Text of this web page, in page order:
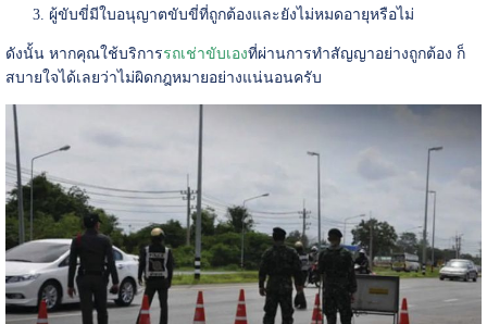
ผู้ขับขี่มีใบอนุญาตขับขี่ที่ถูกต้องและยังไม่หมดอายุหรือไม่
ดังนั้น หากคุณใช้บริการรถเช่าขับเองที่ผ่านการทำสัญญาอย่างถูกต้อง ก็
สบายใจได้เลยว่าไม่ผิดกฎหมายอย่างแน่นอนครับ